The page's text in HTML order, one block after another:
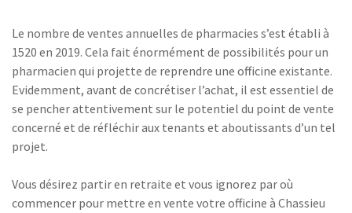
Le nombre de ventes annuelles de pharmacies s’est établi à
1520 en 2019. Cela fait énormément de possibilités pour un
pharmacien qui projette de reprendre une officine existante.
Evidemment, avant de concrétiser l’achat, il est essentiel de
se pencher attentivement sur le potentiel du point de vente
concerné et de réfléchir aux tenants et aboutissants d’un tel
projet.
Vous désirez partir en retraite et vous ignorez par où
commencer pour mettre en vente votre officine à Chassieu